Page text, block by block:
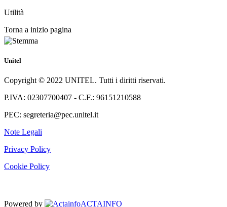
Utilità
Torna a inizio pagina
Unitel
Copyright © 2022 UNITEL. Tutti i diritti riservati.
P.IVA: 02307700407 - C.F.: 96151210588
PEC: segreteria@pec.unitel.it
Note Legali
Privacy Policy
Cookie Policy
Powered by ACTAINFO